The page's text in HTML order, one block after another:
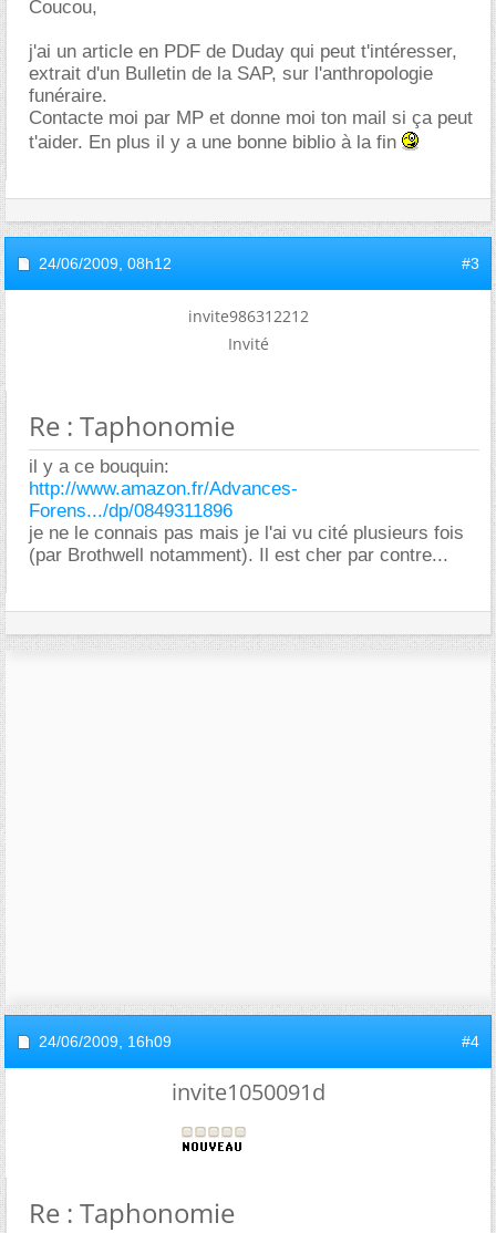
Coucou,
j'ai un article en PDF de Duday qui peut t'intéresser,
extrait d'un Bulletin de la SAP, sur l'anthropologie
funéraire.
Contacte moi par MP et donne moi ton mail si ça peut
t'aider. En plus il y a une bonne biblio à la fin
24/06/2009, 08h12 #3
invite986312212
Invité
Re : Taphonomie
il y a ce bouquin:
http://www.amazon.fr/Advances-
Forens.../dp/0849311896
je ne le connais pas mais je l'ai vu cité plusieurs fois
(par Brothwell notamment). Il est cher par contre...
24/06/2009, 16h09 #4
invite1050091d
Re : Taphonomie